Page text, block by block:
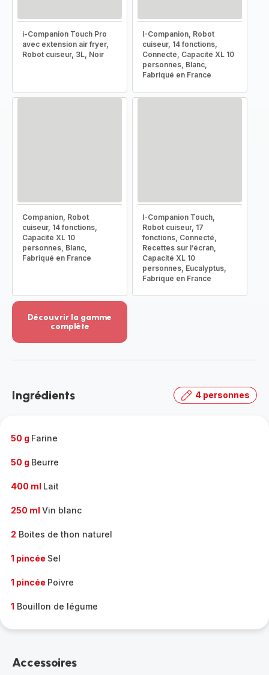
i-Companion Touch Pro
avec extension air fryer,
Robot cuiseur, 3L, Noir
I-Companion, Robot
cuiseur, 14 fonctions,
Connecté, Capacité XL 10
personnes, Blanc,
Fabriqué en France
Companion, Robot
cuiseur, 14 fonctions,
Capacité XL 10
personnes, Blanc,
Fabriqué en France
I-Companion Touch,
Robot cuiseur, 17
fonctions, Connecté,
Recettes sur l’écran,
Capacité XL 10
personnes, Eucalyptus,
Fabriqué en France
Découvrir la gamme
complète
-
gamme
Ingrédients 4 personnes
50 g Farine
50 g Beurre
400 ml Lait
250 ml Vin blanc
2 Boites de thon naturel
1 pincée Sel
1 pincée Poivre
1 Bouillon de légume
Accessoires